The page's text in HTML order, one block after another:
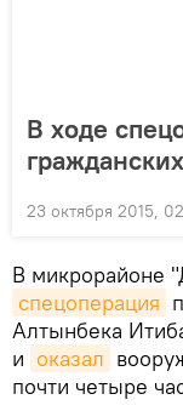
В ходе
23 октября 2015,
В микрорайоне
спецоперация
Алтынбека
и оказал
почти четыре